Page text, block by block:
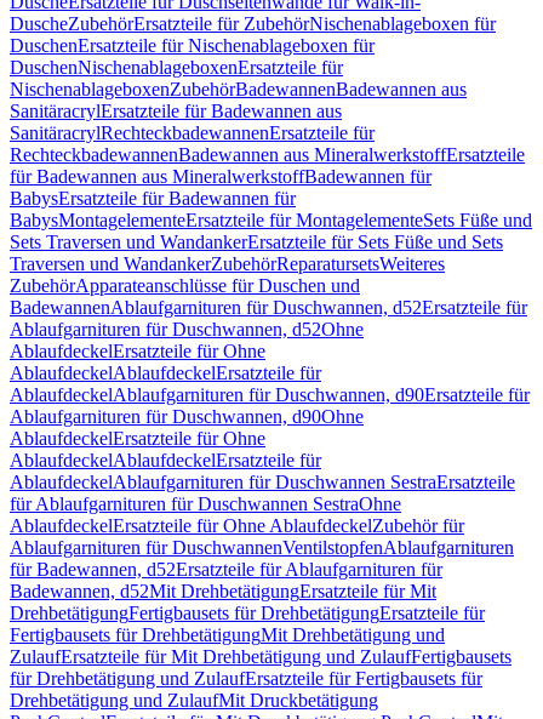
DuscheZubehörErsatzteile für ZubehörNischenablageboxen für
DuschenErsatzteile für Nischenablageboxen für
DuschenNischenablageboxenErsatzteile für
NischenablageboxenZubehörBadewannenBadewannen aus
SanitäracrylErsatzteile für Badewannen aus
SanitäracrylRechteckbadewannenErsatzteile für
RechteckbadewannenBadewannen aus MineralwerkstoffErsatzteile
für Badewannen aus MineralwerkstoffBadewannen für
BabysErsatzteile für Badewannen für
BabysMontagelementeErsatzteile für MontagelementeSets Füße und
Sets Traversen und WandankerErsatzteile für Sets Füße und Sets
Traversen und WandankerZubehörReparatursetsWeiteres
ZubehörApparateanschlüsse für Duschen und
BadewannenAblaufgarnituren für Duschwannen, d52Ersatzteile für
Ablaufgarnituren für Duschwannen, d52Ohne
AblaufdeckelErsatzteile für Ohne
AblaufdeckelAblaufdeckelErsatzteile für
AblaufdeckelAblaufgarnituren für Duschwannen, d90Ersatzteile für
Ablaufgarnituren für Duschwannen, d90Ohne
AblaufdeckelErsatzteile für Ohne
AblaufdeckelAblaufdeckelErsatzteile für
AblaufdeckelAblaufgarnituren für Duschwannen SestraErsatzteile
für Ablaufgarnituren für Duschwannen SestraOhne
AblaufdeckelErsatzteile für Ohne AblaufdeckelZubehör für
Ablaufgarnituren für DuschwannenVentilstopfenAblaufgarnituren
für Badewannen, d52Ersatzteile für Ablaufgarnituren für
Badewannen, d52Mit DrehbetätigungErsatzteile für Mit
DrehbetätigungFertigbausets für DrehbetätigungErsatzteile für
Fertigbausets für DrehbetätigungMit Drehbetätigung und
ZulaufErsatzteile für Mit Drehbetätigung und ZulaufFertigbausets
für Drehbetätigung und ZulaufErsatzteile für Fertigbausets für
Drehbetätigung und ZulaufMit Druckbetätigung